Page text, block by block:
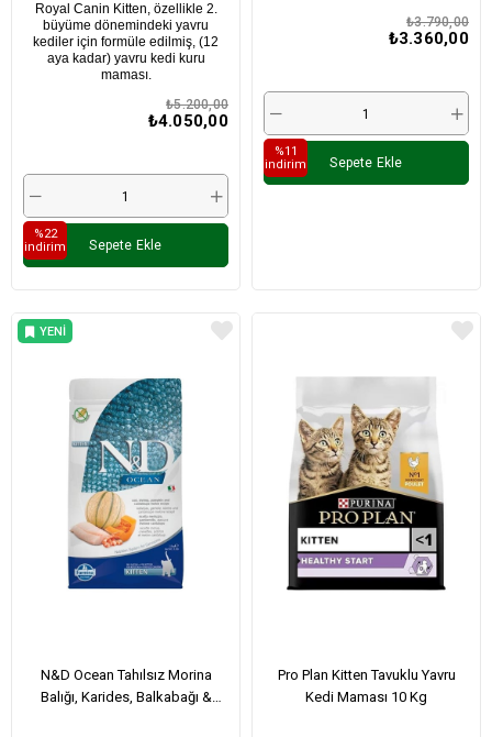
Royal Canin Kitten, özellikle 2.
büyüme dönemindeki yavru
kediler için formüle edilmiş, (12
aya kadar) yavru kedi kuru
maması.
₺4.050,00
₺5.200,00
Sepete Ekle
%22
i̇ndirim
₺3.360,00
₺3.790,00
Sepete Ekle
%11
i̇ndirim
N&D Ocean Tahılsız Morina
Balığı, Karides, Balkabağı &
YENI
Pro Plan Kitten Tavuklu Yavru
Kedi Maması 10 Kg